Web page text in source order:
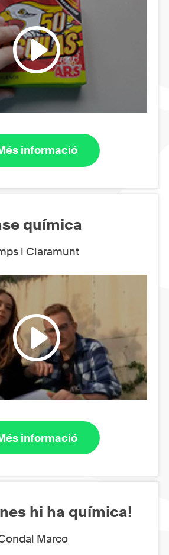
informació
química
i Claramunt
informació
hi ha química!
Marco